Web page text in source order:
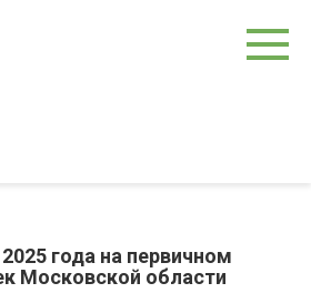
года на первичном
Московской области